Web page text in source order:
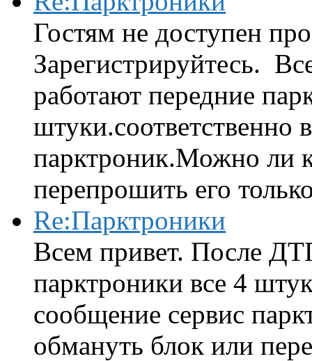
Гостям не доступен
Зарегистрируйтесь.
работают передние
штуки.соответственно
парктроник.Можно ли
перепрошить его
Re:Парктроники
Всем привет. После
парктроники все 4
сообщение сервис
обмануть блок или